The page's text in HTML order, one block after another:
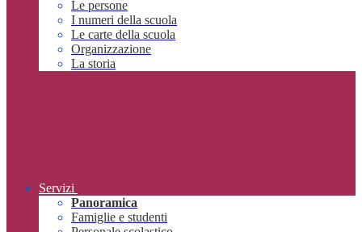
Le persone
I numeri della scuola
Le carte della scuola
Organizzazione
La storia
Servizi
Panoramica
Famiglie e studenti